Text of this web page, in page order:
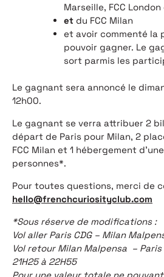
Marseille, FCC London
et du FCC Milan
et avoir commenté la
pouvoir gagner. Le
sort parmis les
Le gagnant sera annoncé le
12h00.
Le gagnant se verra attribuer 2
départ de Paris pour Milan, 2
FCC Milan et 1 hébergement
personnes*.
Pour toutes questions, merci de
hello@frenchcuriosityclub.com
*Sous réserve de modifications :
Vol aller Paris CDG – Milan
Vol retour Milan Malpensa –
21H25 à 22H55